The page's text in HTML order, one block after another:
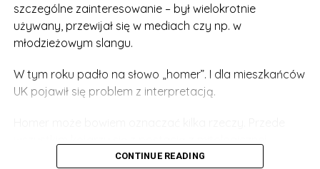
Spieszymy więc z wyjaśnieniem. Imię Inspektor, mimo
polskiego brzmienia, ma swoje korzenie w Nigerii. A
niedawno znana para celebrytów nadała swojemu
„polskiego” pilota.
szczególne zainteresowanie – był wielokrotnie
używany, przewijał się w mediach czy np. w
młodzieżowym slangu.
W tym roku padło na słowo „homer”. I dla mieszkańców
UK pojawił się problem z interpretacją.
Odysei. Ponadto homer to także udomowiony gołąb
CONTINUE READING